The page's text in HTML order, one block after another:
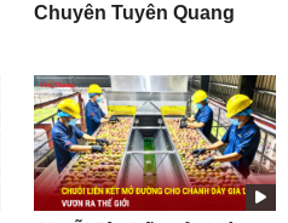
Chuyên Tuyên Quang